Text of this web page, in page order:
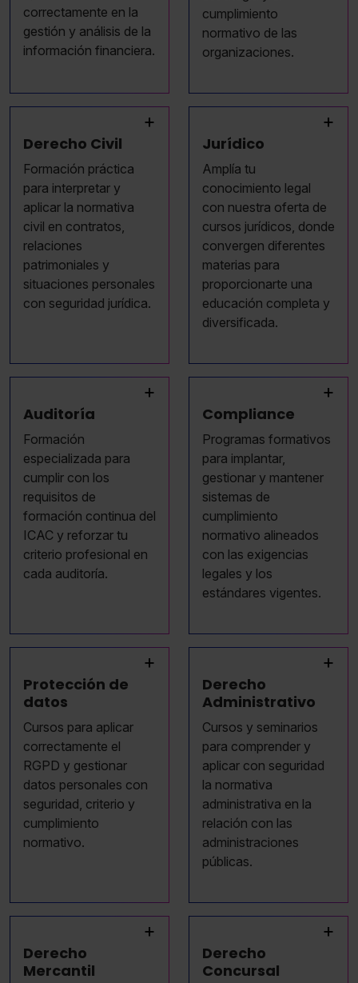
correctamente en la
gestión y análisis de la
información financiera.
cumplimiento
normativo de las
organizaciones.
+
Derecho Civil
Formación práctica
para interpretar y
aplicar la normativa
civil en contratos,
relaciones
patrimoniales y
situaciones personales
con seguridad jurídica.
+
Jurídico
Amplía tu
conocimiento legal
con nuestra oferta de
cursos jurídicos, donde
convergen diferentes
materias para
proporcionarte una
educación completa y
diversificada.
+
Auditoría
Formación
especializada para
cumplir con los
requisitos de
formación continua del
ICAC y reforzar tu
criterio profesional en
cada auditoría.
+
Compliance
Programas formativos
para implantar,
gestionar y mantener
sistemas de
cumplimiento
normativo alineados
con las exigencias
legales y los
estándares vigentes.
+
Protección de
datos
Cursos para aplicar
correctamente el
RGPD y gestionar
datos personales con
seguridad, criterio y
cumplimiento
normativo.
+
Derecho
Administrativo
Cursos y seminarios
para comprender y
aplicar con seguridad
la normativa
administrativa en la
relación con las
administraciones
públicas.
+
Derecho
Mercantil
+
Derecho
Concursal